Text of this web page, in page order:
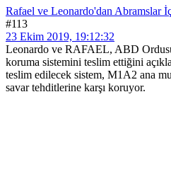
Rafael ve Leonardo'dan Abramslar
#113
23 Ekim 2019, 19:12:32
Leonardo ve RAFAEL, ABD
koruma sistemini teslim ettiğini
teslim edilecek sistem, M1A2 ana
savar tehditlerine karşı koruyor.